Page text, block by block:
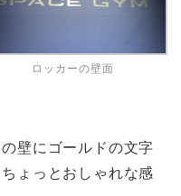
ロッカーの壁面
壁にゴールドの文字
ょっとおしゃれな感